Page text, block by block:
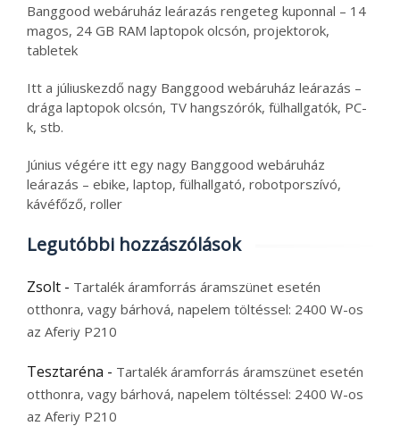
Banggood webáruház leárazás rengeteg kuponnal – 14
magos, 24 GB RAM laptopok olcsón, projektorok,
tabletek
Itt a júliuskezdő nagy Banggood webáruház leárazás –
drága laptopok olcsón, TV hangszórók, fülhallgatók, PC-
k, stb.
Június végére itt egy nagy Banggood webáruház
leárazás – ebike, laptop, fülhallgató, robotporszívó,
kávéfőző, roller
Legutóbbi hozzászólások
Zsolt - Tartalék áramforrás áramszünet esetén
otthonra, vagy bárhová, napelem töltéssel: 2400 W-os
az Aferiy P210
Tesztaréna - Tartalék áramforrás áramszünet esetén
otthonra, vagy bárhová, napelem töltéssel: 2400 W-os
az Aferiy P210